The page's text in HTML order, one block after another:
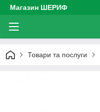
Магазин ШЕРИФ
Товари та послуги